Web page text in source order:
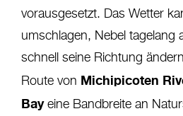
vorausgesetzt. Das Wetter
umschlagen, Nebel tagelang
schnell seine Richtung
Route von Michipicoten
Bayeine Bandbreite an